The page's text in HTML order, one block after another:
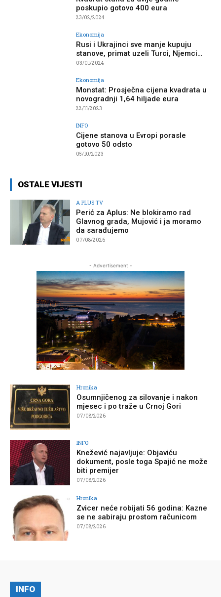
poskupio gotovo 400 eura
23/02/2024
Ekonomija
Rusi i Ukrajinci sve manje kupuju
stanove, primat uzeli Turci, Njemci…
03/01/2024
Ekonomija
Monstat: Prosječna cijena kvadrata u
novogradnji 1,64 hiljade eura
22/11/2023
INFO
Cijene stanova u Evropi porasle
gotovo 50 odsto
05/10/2023
OSTALE VIJESTI
A PLUS TV
Perić za Aplus: Ne blokiramo rad
Glavnog grada, Mujović i ja moramo
da sarađujemo
07/08/2026
- Advertisement -
Hronika
Osumnjičenog za silovanje i nakon
mjesec i po traže u Crnoj Gori
07/08/2026
INFO
Knežević najavljuje: Objaviću
dokument, posle toga Spajić ne može
biti premijer
07/08/2026
Hronika
Zvicer neće robijati 56 godina: Kazne
se ne sabiraju prostom računicom
07/08/2026
INFO